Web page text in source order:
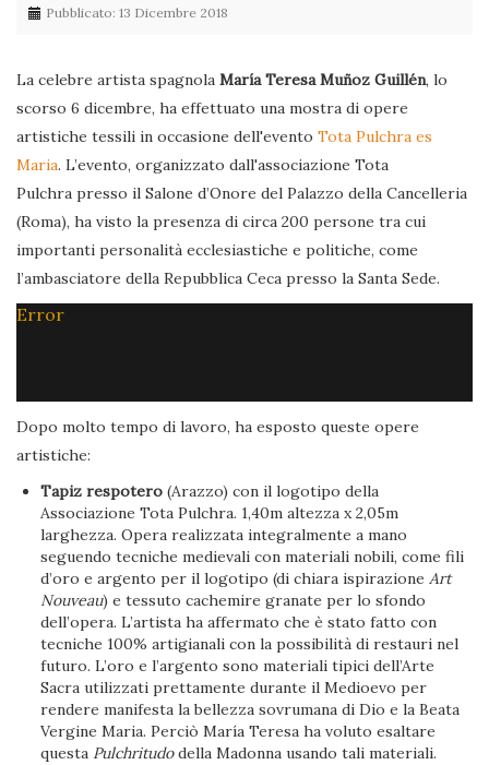
Pubblicato: 13 Dicembre 2018
La celebre artista spagnola María Teresa Muñoz Guillén, lo
scorso 6 dicembre, ha effettuato una mostra di opere
artistiche tessili in occasione dell'evento Tota Pulchra es
Maria. L’evento, organizzato dall'associazione Tota
Pulchra presso il Salone d’Onore del Palazzo della Cancelleria
(Roma), ha visto la presenza di circa 200 persone tra cui
importanti personalità ecclesiastiche e politiche, come
l’ambasciatore della Repubblica Ceca presso la Santa Sede.
Error
Dopo molto tempo di lavoro, ha esposto queste opere
artistiche:
Tapiz respotero (Arazzo) con il logotipo della
Associazione Tota Pulchra. 1,40m altezza x 2,05m
larghezza. Opera realizzata integralmente a mano
seguendo tecniche medievali con materiali nobili, come fili
d’oro e argento per il logotipo (di chiara ispirazioneArt
Nouveau) e tessuto cachemire granate per lo sfondo
dell’opera. L’artista ha affermato che è stato fatto con
tecniche 100% artigianali con la possibilità di restauri nel
futuro. L’oro e l’argento sono materiali tipici dell’Arte
Sacra utilizzati prettamente durante il Medioevo per
rendere manifesta la bellezza sovrumana di Dio e la Beata
Vergine Maria. Perciò María Teresa ha voluto esaltare
questa Pulchritudodella Madonna usando tali materiali.